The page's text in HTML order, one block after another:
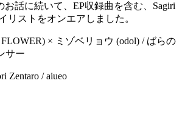
話に続いて、EP収録曲を含む、Sagiri
リストをオンエアしました。
× ミゾベリョウ (odol) / ばらの
サー
Zentaro / aiueo